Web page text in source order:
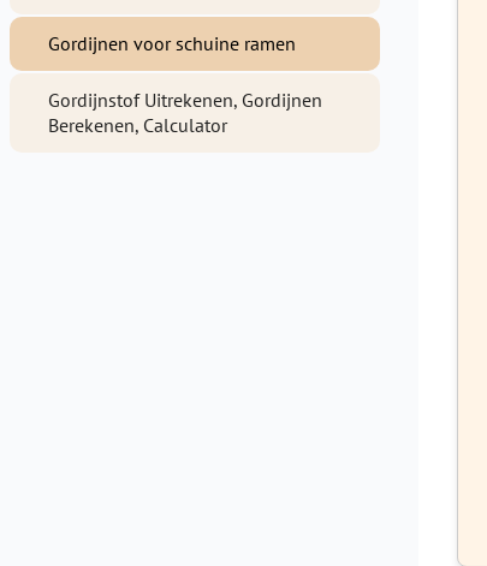
Gordijnen voor schuine ramen
Gordijnstof Uitrekenen, Gordijnen
Berekenen, Calculator